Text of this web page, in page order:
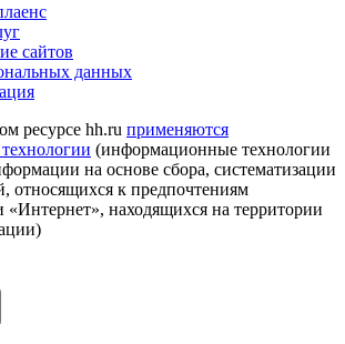
сайтов
данных
ресурсе hh.ru применяются
(информационные технологии
на основе сбора, систематизации
относящихся к предпочтениям
«Интернет», находящихся на территории